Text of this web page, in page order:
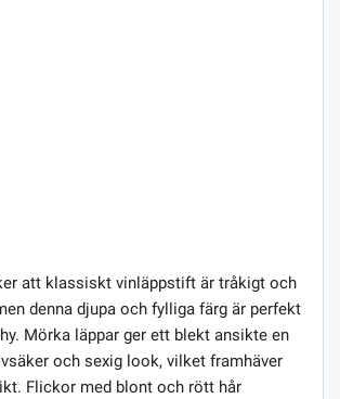
att klassiskt vinläppstift är tråkigt och
denna djupa och fylliga färg är perfekt
Mörka läppar ger ett blekt ansikte en
och sexig look, vilket framhäver
Flickor med blont och rött hår